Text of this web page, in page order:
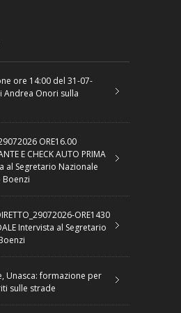
ore 14:00 del 31-07-
Andrea Onori sulla
ORE16.00
E CHECK AUTO PRIMA
al Segretario Nazionale
ORE1430
Intervista al Segretario
Unasca: formazione per
sulle strade